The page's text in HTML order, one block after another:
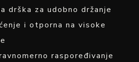
drška za udobno držanje
i otporna na visoke
raspoređivanje